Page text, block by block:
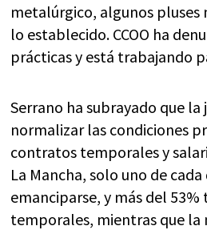
metalúrgico, algunos pluses
lo establecido. CCOO ha
prácticas y está trabajando
Serrano ha subrayado que
normalizar las condiciones
contratos temporales y
La Mancha, solo uno de
emanciparse, y más del
temporales, mientras que la